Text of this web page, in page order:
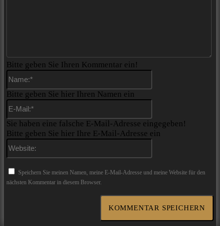
Bitte geben Sie Ihren Kommentar ein!
Bitte geben Sie hier Ihren Namen ein
Sie haben eine falsche E-Mail-Adresse eingegeben!
Bitte geben Sie hier Ihre E-Mail-Adresse ein
Speichern Sie meinen Namen, meine E-Mail-Adresse und meine Website für den
nächsten Kommentar in diesem Browser.